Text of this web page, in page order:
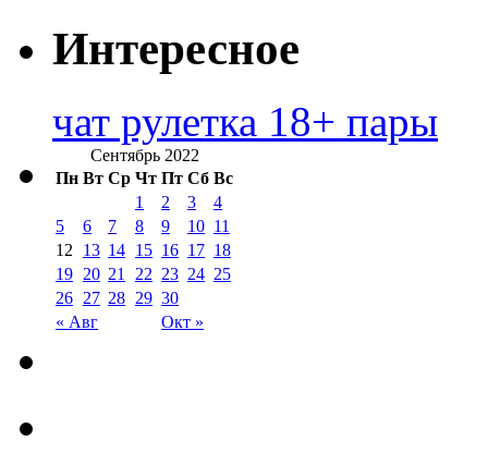
Интересное
чат рулетка 18+ пары
Сентябрь 2022
Пн Вт Ср Чт Пт Сб Вс
« Авг Окт »
1 2 3
4
5
6 7 8 9 10 11
12
13 14 15 16 17 18
19 20 21 22 23 24 25
26 27 28 29 30